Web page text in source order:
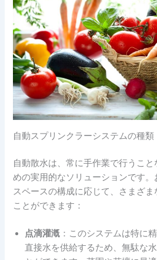
自動スプリンクラーシステムの種類
自動散水は、常に手作業で行うこ
めの実用的なソリューションです
スペースの構成に応じて、さまざ
ことができます：
点滴灌漑 ：このシステムは特に
直接水を供給するため、無駄な